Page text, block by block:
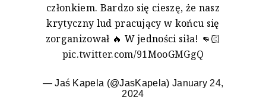
członkiem. Bardzo się cieszę, że nasz
krytyczny lud pracujący w końcu się
zorganizował 🔥 W jedności siła! 👊🏻
pic.twitter.com/91MooGMGgQ
— Jaś Kapela (@JasKapela) January 24,
2024